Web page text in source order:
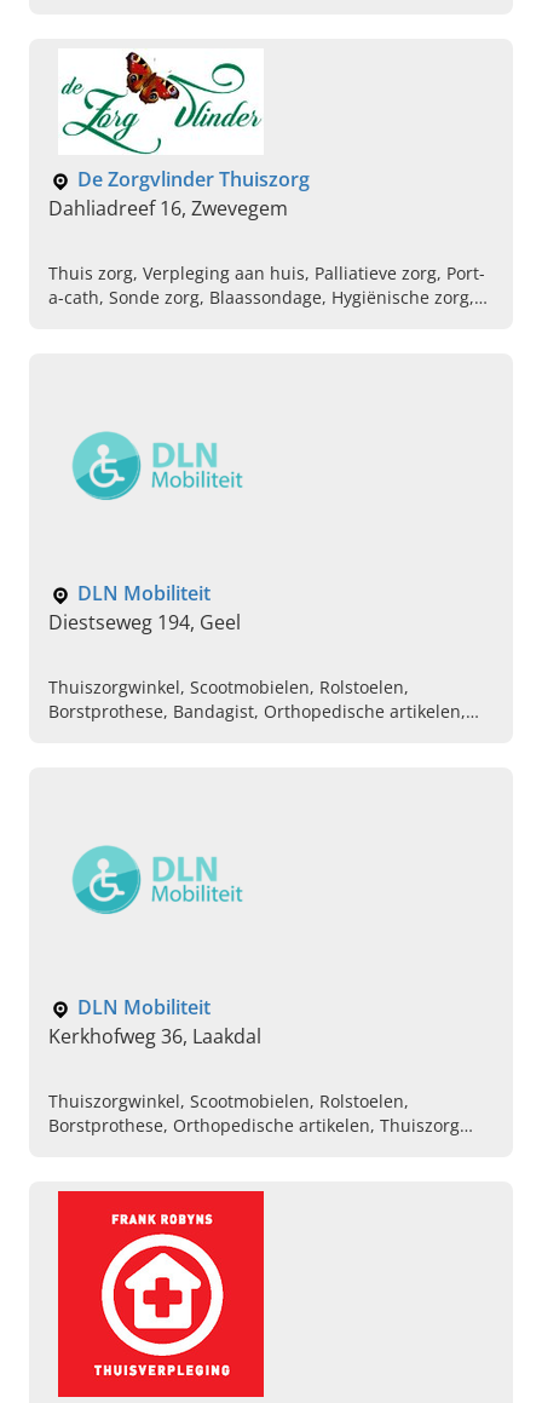
De Zorgvlinder Thuiszorg
Dahliadreef 16, Zwevegem
Thuis zorg, Verpleging aan huis, Palliatieve zorg, Port-
a-cath, Sonde zorg, Blaassondage, Hygiënische zorg,
DLN Mobiliteit
Diestseweg 194, Geel
Thuiszorgwinkel, Scootmobielen, Rolstoelen,
Borstprothese, Bandagist, Orthopedische artikelen,
DLN Mobiliteit
Kerkhofweg 36, Laakdal
Thuiszorgwinkel, Scootmobielen, Rolstoelen,
Borstprothese, Orthopedische artikelen, Thuiszorg